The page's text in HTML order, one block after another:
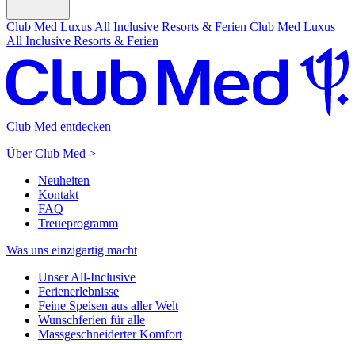
Club Med Luxus All Inclusive Resorts & Ferien Club Med Luxus
All Inclusive Resorts & Ferien
Club Med entdecken
Über Club Med >
Neuheiten
Kontakt
FAQ
Treueprogramm
Was uns einzigartig macht
Unser All-Inclusive
Ferienerlebnisse
Feine Speisen aus aller Welt
Wunschferien für alle
Massgeschneiderter Komfort